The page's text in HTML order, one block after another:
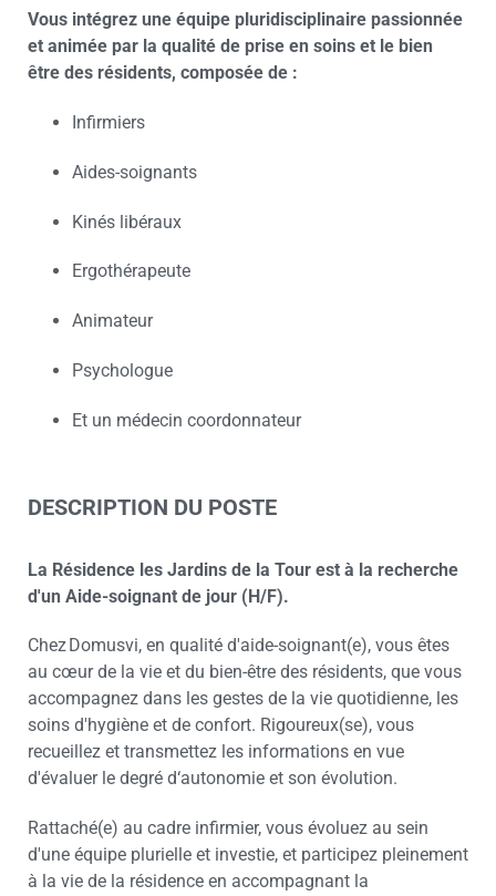
Vous intégrez une équipe pluridisciplinaire passionnée
et animée par la qualité de prise en soins et le bien
être des résidents, composée de :
Infirmiers
Aides-soignants
Kinés libéraux
Ergothérapeute
Animateur
Psychologue
Et un médecin coordonnateur
DESCRIPTION DU POSTE
La Résidence les Jardins de la Tour est à la recherche
d'un Aide-soignant de jour (H/F).
Chez Domusvi, en qualité d'aide-soignant(e), vous êtes
au cœur de la vie et du bien-être des résidents, que vous
accompagnez dans les gestes de la vie quotidienne, les
soins d'hygiène et de confort. Rigoureux(se), vous
recueillez et transmettez les informations en vue
d'évaluer le degré d‘autonomie et son évolution.
Rattaché(e) au cadre infirmier, vous évoluez au sein
d'une équipe plurielle et investie, et participez pleinement
à la vie de la résidence en accompagnant la